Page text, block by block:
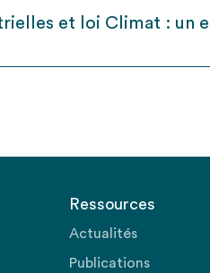
et loi Climat : un
Ressources
Actualités
Publications